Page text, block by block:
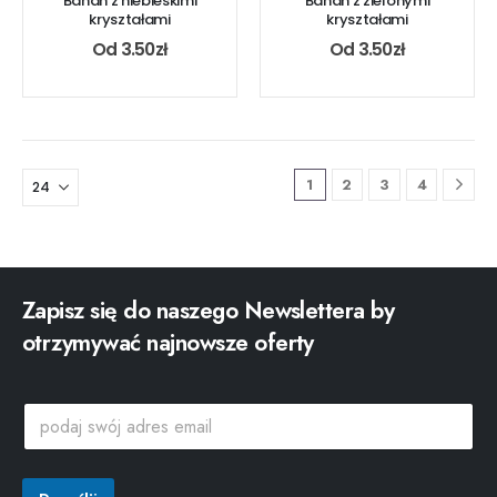
kryształami
Od 3.50zł
kryształami
Od 3.50zł
1 2 3 4
Zapisz się do naszego Newslettera by
otrzymywać najnowsze oferty
s
p
d
a